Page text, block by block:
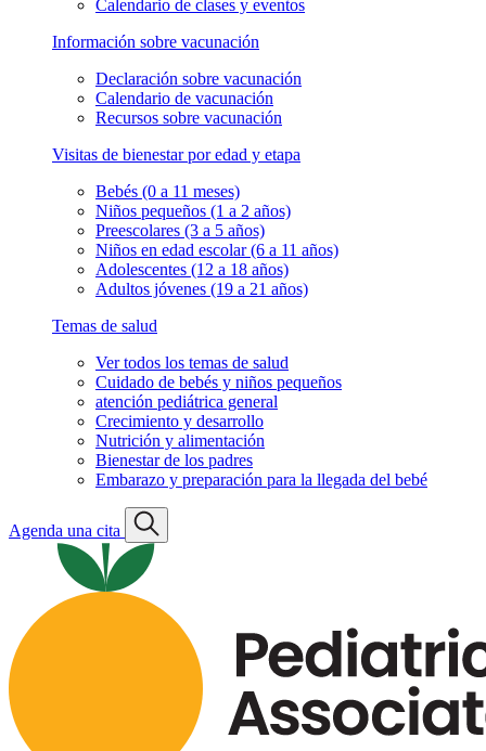
Calendario de clases y eventos
Información sobre vacunación
Declaración sobre vacunación
Calendario de vacunación
Recursos sobre vacunación
Visitas de bienestar por edad y etapa
Bebés (0 a 11 meses)
Niños pequeños (1 a 2 años)
Preescolares (3 a 5 años)
Niños en edad escolar (6 a 11 años)
Adolescentes (12 a 18 años)
Adultos jóvenes (19 a 21 años)
Temas de salud
Ver todos los temas de salud
Cuidado de bebés y niños pequeños
atención pediátrica general
Crecimiento y desarrollo
Nutrición y alimentación
Bienestar de los padres
Embarazo y preparación para la llegada del bebé
Agenda una cita